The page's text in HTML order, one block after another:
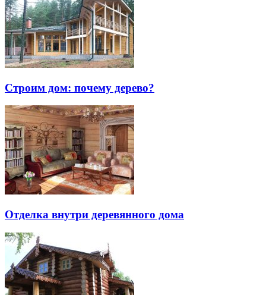
Строим дом: почему дерево?
Отделка внутри деревянного дома